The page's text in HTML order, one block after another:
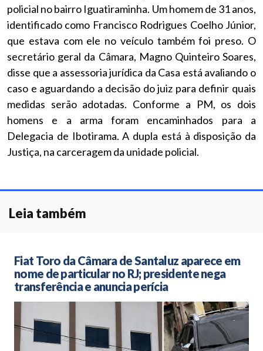
policial no bairro Iguatiraminha. Um homem de 31 anos,
identificado como Francisco Rodrigues Coelho Júnior,
que estava com ele no veículo também foi preso. O
secretário geral da Câmara, Magno Quinteiro Soares,
disse que a assessoria jurídica da Casa está avaliando o
caso e aguardando a decisão do juiz para definir quais
medidas serão adotadas. Conforme a PM, os dois
homens e a arma foram encaminhados para a
Delegacia de Ibotirama. A dupla está à disposição da
Justiça, na carceragem da unidade policial.
Leia também
Fiat Toro da Câmara de Santaluz aparece em
nome de particular no RJ; presidente nega
transferência e anuncia perícia